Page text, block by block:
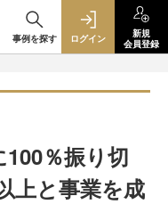
事例を探す ログイン
新規
会員登録
％振り切
上と事業を成